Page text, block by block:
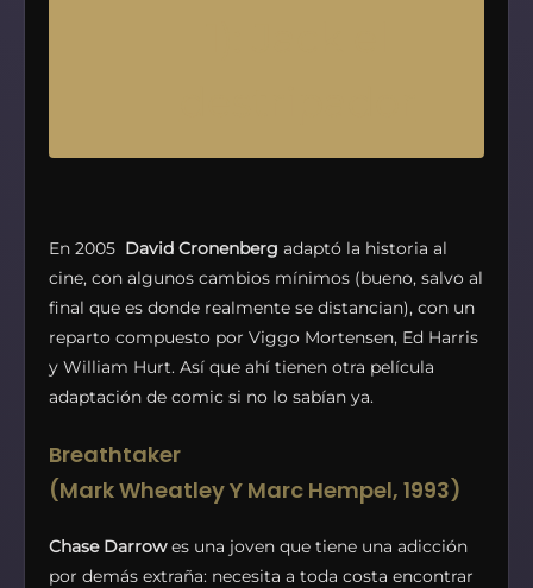
En 2005 David Cronenberg adaptó la historia al
cine, con algunos cambios mínimos (bueno, salvo al
final que es donde realmente se distancian), con un
reparto compuesto por Viggo Mortensen, Ed Harris
y William Hurt. Así que ahí tienen otra película
adaptación de comic si no lo sabían ya.
Breathtaker
(Mark Wheatley Y Marc Hempel, 1993)
Chase Darrowes una joven que tiene una adicción
por demás extraña: necesita a toda costa encontrar